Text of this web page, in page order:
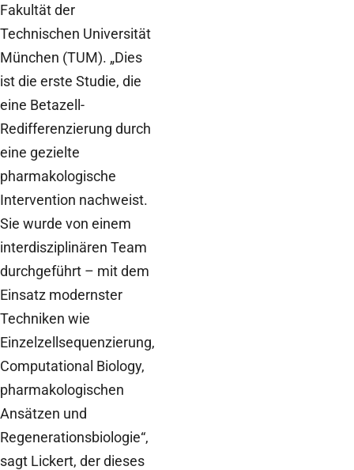
Fakultät der
Technischen Universität
München (TUM). „Dies
ist die erste Studie, die
eine Betazell-
Redifferenzierung durch
eine gezielte
pharmakologische
Intervention nachweist.
Sie wurde von einem
interdisziplinären Team
durchgeführt – mit dem
Einsatz modernster
Techniken wie
Einzelzellsequenzierung,
Computational Biology,
pharmakologischen
Ansätzen und
Regenerationsbiologie“,
sagt Lickert, der dieses